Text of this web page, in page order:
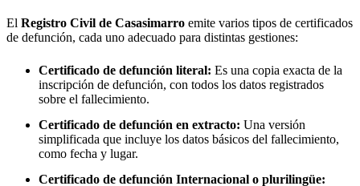
El Registro Civil de Casasimarro emite varios tipos de certificados
de defunción, cada uno adecuado para distintas gestiones:
Certificado de defunción literal: Es una copia exacta de la
inscripción de defunción, con todos los datos registrados
sobre el fallecimiento.
Certificado de defunción en extracto: Una versión
simplificada que incluye los datos básicos del fallecimiento,
como fecha y lugar.
Certificado de defunción Internacional o plurilingüe: